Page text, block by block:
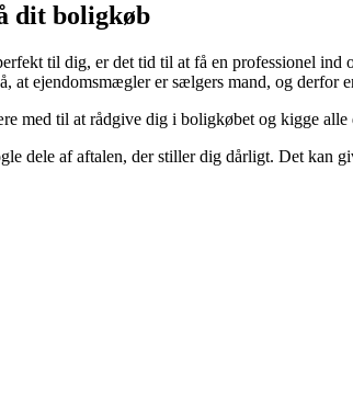
dit boligkøb
til dig, er det tid til at få en professionel
ejendomsmægler er sælgers mand, og derfor
med til at rådgive dig i boligkøbet og kigge
dele af aftalen, der stiller dig dårligt. Det